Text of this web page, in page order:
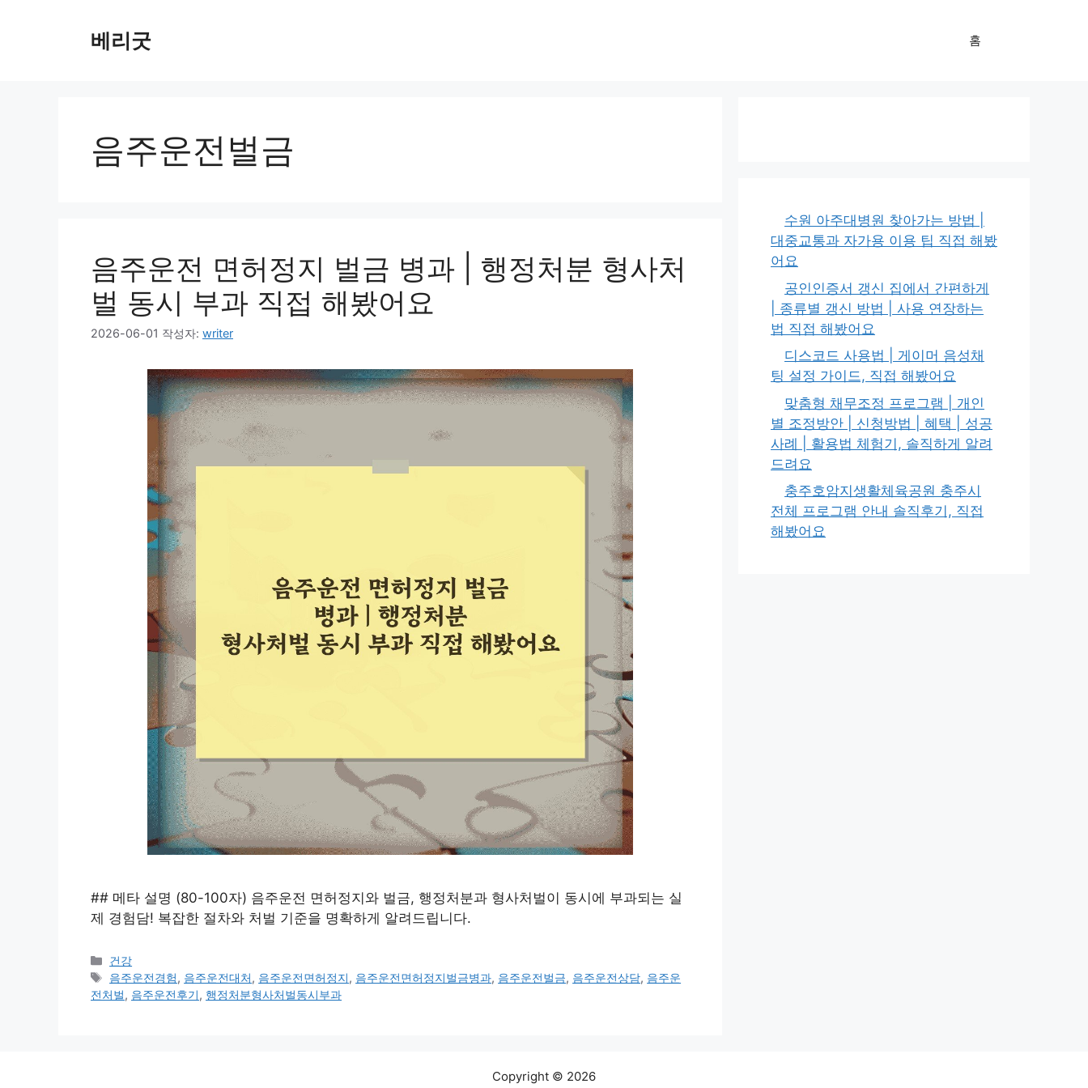
베리굿 홈
음주운전벌금
음주운전 면허정지 벌금 병과 | 행정처분 형사처
벌 동시 부과 직접 해봤어요
2026-06-01 작성자: writer
## 메타 설명 (80-100자) 음주운전 면허정지와 벌금, 행정처분과 형사처벌이 동시에 부과되는 실
제 경험담! 복잡한 절차와 처벌 기준을 명확하게 알려드립니다.
카
테
고
건강
태
그
음주운전경험, 음주운전대처, 음주운전면허정지, 음주운전면허정지벌금병과, 음주운전벌금, 음주운전상담, 음주운
전처벌, 음주운전후기, 행정처분형사처벌동시부과
수원 아주대병원 찾아가는 방법 |
대중교통과 자가용 이용 팁 직접 해봤
어요
공인인증서 갱신 집에서 간편하게
| 종류별 갱신 방법 | 사용 연장하는
법 직접 해봤어요
디스코드 사용법 | 게이머 음성채
팅 설정 가이드, 직접 해봤어요
맞춤형 채무조정 프로그램 | 개인
별 조정방안 | 신청방법 | 혜택 | 성공
사례 | 활용법 체험기, 솔직하게 알려
드려요
충주호암지생활체육공원 충주시
전체 프로그램 안내 솔직후기, 직접
해봤어요
Copyright © 2026